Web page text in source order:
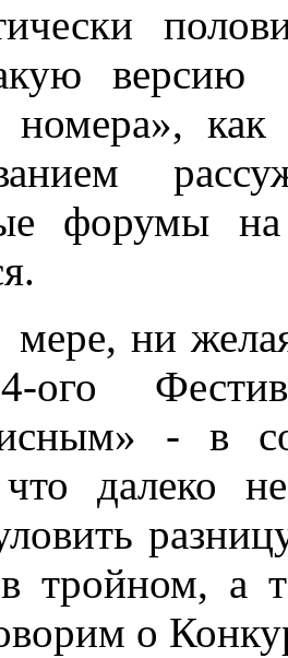
версию
номера»,
форумы на
ни
ого
- в
что далеко
тройном, а
о